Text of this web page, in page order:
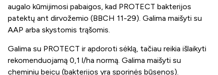
augalo kūmijimosi pabaigos, kad PROTECT bakterijos
patektų ant dirvožemio (BBCH 11-29). Galima maišyti su
AAP arba skystomis trąšomis.
Galima su PROTECT ir apdoroti sėklą, tačiau reikia išlaikyti
rekomenduojamą 0,1 l/ha normą. Galima maišyti su
cheminiu beicu (bakterijos yra sporinės būsenos).